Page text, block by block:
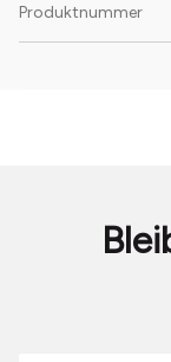
Produktnummer